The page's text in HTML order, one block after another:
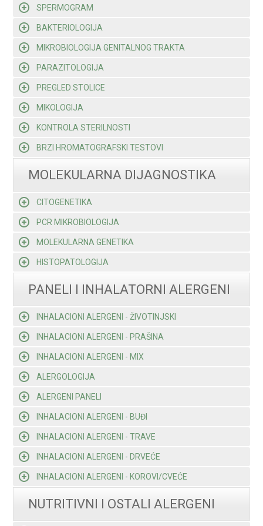
SPERMOGRAM
BAKTERIOLOGIJA
MIKROBIOLOGIJA GENITALNOG TRAKTA
PARAZITOLOGIJA
PREGLED STOLICE
MIKOLOGIJA
KONTROLA STERILNOSTI
BRZI HROMATOGRAFSKI TESTOVI
MOLEKULARNA DIJAGNOSTIKA
CITOGENETIKA
PCR MIKROBIOLOGIJA
MOLEKULARNA GENETIKA
HISTOPATOLOGIJA
PANELI I INHALATORNI ALERGENI
INHALACIONI ALERGENI - ŽIVOTINJSKI
INHALACIONI ALERGENI - PRAŠINA
INHALACIONI ALERGENI - MIX
ALERGOLOGIJA
ALERGENI PANELI
INHALACIONI ALERGENI - BUĐI
INHALACIONI ALERGENI - TRAVE
INHALACIONI ALERGENI - DRVEĆE
INHALACIONI ALERGENI - KOROVI/CVEĆE
NUTRITIVNI I OSTALI ALERGENI